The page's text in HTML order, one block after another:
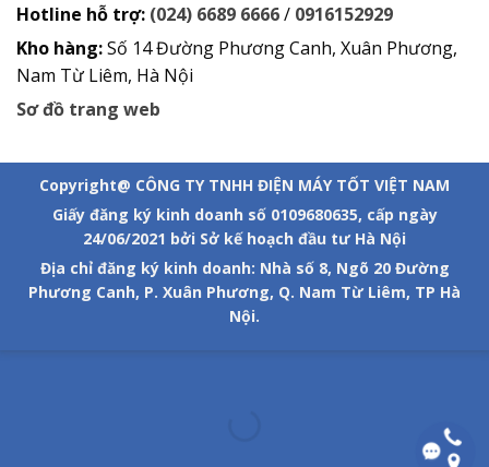
Hotline hỗ trợ: (024) 6689 6666/ 0916152929
Kho hàng:Số 14 Đường Phương Canh, Xuân Phương,
Nam Từ Liêm, Hà Nội
Sơ đồ trang web
Copyright@ CÔNG TY TNHH ĐIỆN MÁY TỐT VIỆT NAM
Giấy đăng ký kinh doanh số 0109680635, cấp ngày
24/06/2021 bởi Sở kế hoạch đầu tư Hà Nội
Địa chỉ đăng ký kinh doanh: Nhà số 8, Ngõ 20 Đường
Phương Canh, P. Xuân Phương, Q. Nam Từ Liêm, TP Hà
Nội.